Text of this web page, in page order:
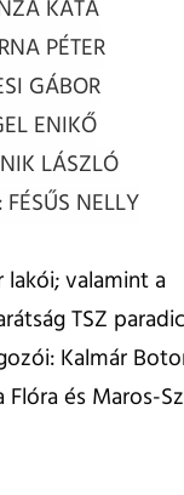
KATA
PÉTER
GÁBOR
ENIKŐ
LÁSZLÓ
NELLY
valamint a
TSZ
Kalmár
és Maros-